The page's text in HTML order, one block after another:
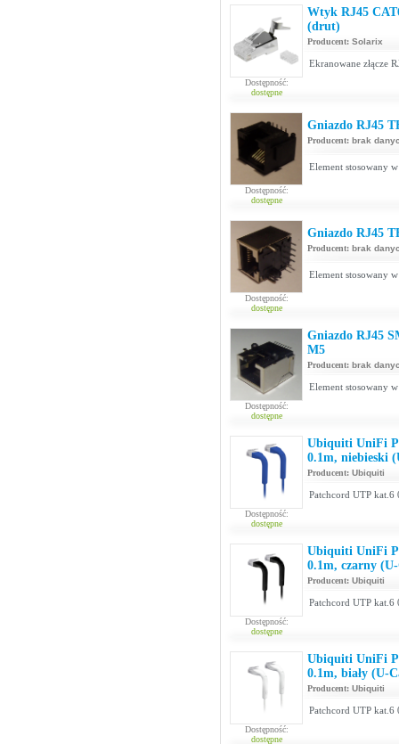
Dostępność:
dostępne
Wtyk RJ45
(drut)
Producent: Solarix
Ekranowane złącze
Dostępność:
dostępne
Gniazdo RJ45
Producent: brak
Element stosowany
Dostępność:
dostępne
Gniazdo RJ45
Producent: brak
Element stosowany
Dostępność:
dostępne
Gniazdo RJ45
M5
Producent: brak
Element stosowany
Dostępność:
dostępne
Ubiquiti UniFi
0.1m, niebieski
Producent: Ubiquiti
Patchcord UTP
Dostępność:
dostępne
Ubiquiti UniFi
0.1m, czarny
Producent: Ubiquiti
Patchcord UTP kat.6
Dostępność:
dostępne
Ubiquiti UniFi
0.1m, biały (U-
Producent: Ubiquiti
Patchcord UTP kat.6